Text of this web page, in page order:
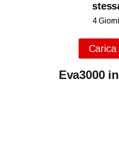
4
Carica
Eva3000